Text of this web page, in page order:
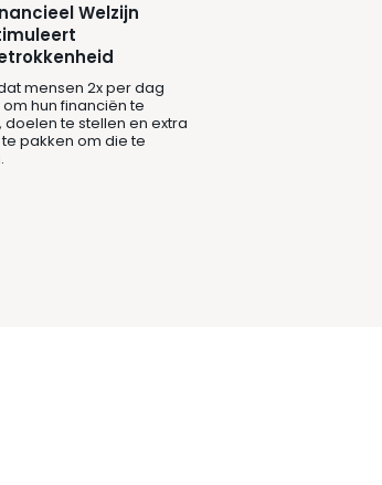
Welzijn
mensen 2x per dag
hun financiën te
doelen te stellen en extra
pakken om die te